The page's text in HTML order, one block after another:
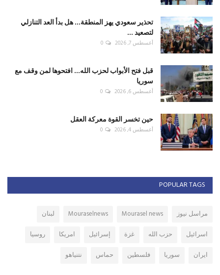
تحذير سعودي يهز المنطقة... هل بدأ العد التنازلي
لتصعيد ...
أغسطس 7, 2026 0
قبل فتح الأبواب لحزب الله... افتحوها لمن وقف مع
سوريا
أغسطس 6, 2026 0
حين تخسر القوة معركة العقل
أغسطس 4, 2026 0
POPULAR TAGS
مراسل نيوز Mourasel news
Mouraselnews
لبنان
اسرائيل
حزب الله غزة إسرائيل امريكا
روسيا
ايران
سوريا فلسطين حماس نتنياهو